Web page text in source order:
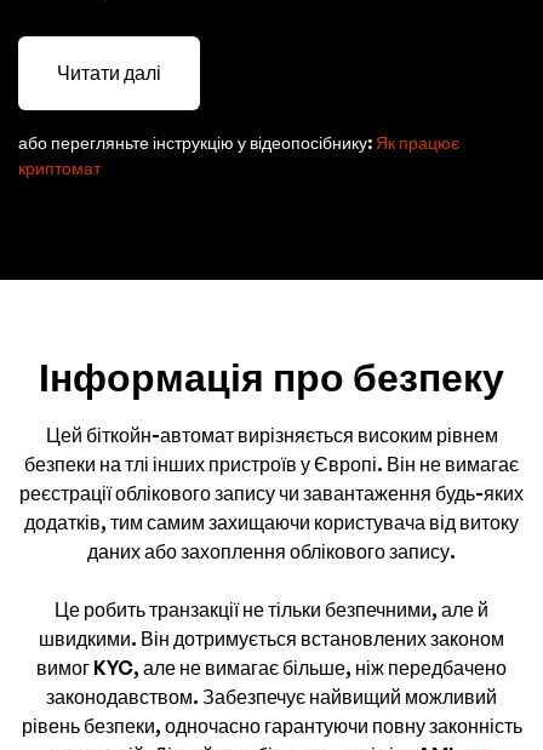
Читати далі
або перегляньте інструкцію у відеопосібнику: Як працює
криптомат
Інформація про безпеку
Цей біткойн-автомат вирізняється високим рівнем
безпеки на тлі інших пристроїв у Європі. Він не вимагає
реєстрації облікового запису чи завантаження будь-яких
додатків, тим самим захищаючи користувача від витоку
даних або захоплення облікового запису.
Це робить транзакції не тільки безпечними, але й
швидкими. Він дотримується встановлених законом
вимог KYC, але не вимагає більше, ніж передбачено
законодавством. Забезпечує найвищий можливий
рівень безпеки, одночасно гарантуючи повну законність